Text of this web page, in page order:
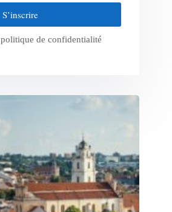
S’inscrire
politique de confidentialité